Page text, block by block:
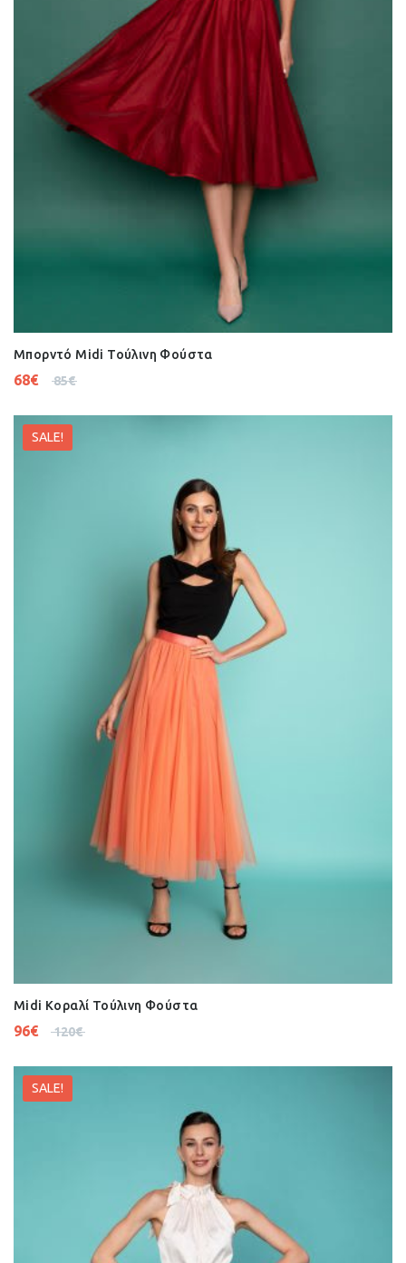
Μπορντό Midi Τούλινη Φούστα
85€
68€
SALE!
Midi Κοραλί Τούλινη Φούστα
120€
96€
SALE!